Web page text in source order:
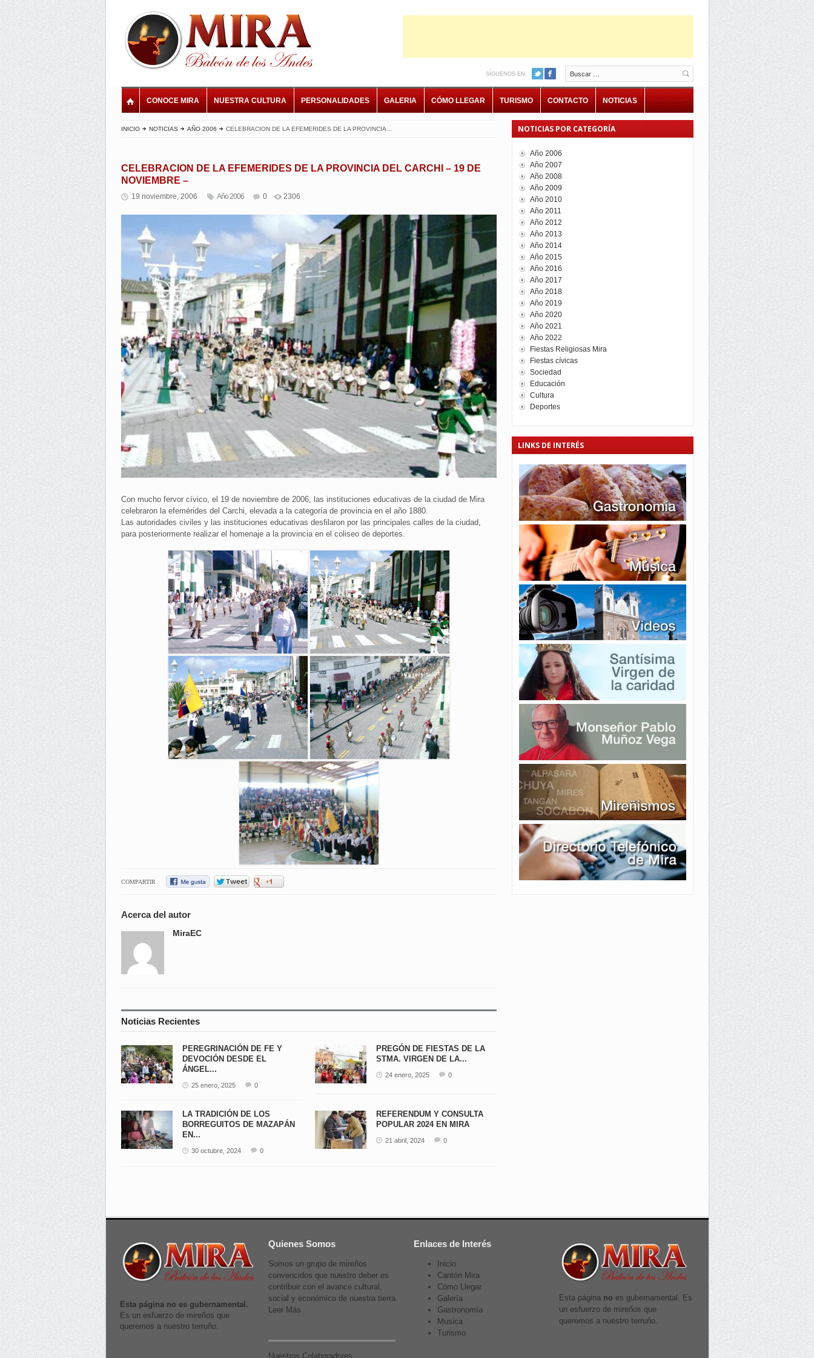
Buscar
SÍGUENOS EN:
CONOCE MIRA NUESTRA CULTURA PERSONALIDADES GALERIA CÓMO LLEGAR TURISMO CONTACTO NOTICIAS
INICIO NOTICIAS AÑO 2006 CELEBRACION DE LA EFEMERIDES DE LA PROVINCIA...
CELEBRACION DE LA EFEMERIDES DE LA PROVINCIA DEL CARCHI – 19 DE
NOVIEMBRE –
19 noviembre, 2006 Año 2006 0 2306
Con mucho fervor cívico, el 19 de noviembre de 2006, las instituciones educativas de la ciudad de Mira
celebraron la efemérides del Carchi, elevada a la categoría de provincia en el año 1880.
Las autoridades civiles y las instituciones educativas desfilaron por las principales calles de la ciudad,
para posteriormente realizar el homenaje a la provincia en el coliseo de deportes.
COMPARTIR
Acerca del autor
MiraEC
Noticias Recientes
PEREGRINACIÓN DE FE Y
DEVOCIÓN DESDE EL
ÁNGEL...
25 enero, 2025 0
PREGÓN DE FIESTAS DE LA
STMA. VIRGEN DE LA...
24 enero, 2025 0
LA TRADICIÓN DE LOS
BORREGUITOS DE MAZAPÁN
EN...
30 octubre, 2024 0
REFERENDUM Y CONSULTA
POPULAR 2024 EN MIRA
21 abril, 2024 0
NOTICIAS POR CATEGORÍA
Año 2006
Año 2007
Año 2008
Año 2009
Año 2010
Año 2011
Año 2012
Año 2013
Año 2014
Año 2015
Año 2016
Año 2017
Año 2018
Año 2019
Año 2020
Año 2021
Año 2022
Fiestas Religiosas Mira
Fiestas cívicas
Sociedad
Educación
Cultura
Deportes
LINKS DE INTERÉS
Esta página no es gubernamental.
Es un esfuerzo de mireños que
queremos a nuestro terruño.
Quienes Somos
Somos un grupo de mireños
convencidos que nuestro deber es
contribuir con el avance cultural,
social y económico de nuestra tierra.
Leer Más
Nuestros Colaboradores
Enlaces de Interés
Inicio
Cantón Mira
Cómo Llegar
Galería
Gastronomía
Musica
Turismo
Esta página no es gubernamental. Es
un esfuerzo de mireños que
queremos a nuestro terruño.